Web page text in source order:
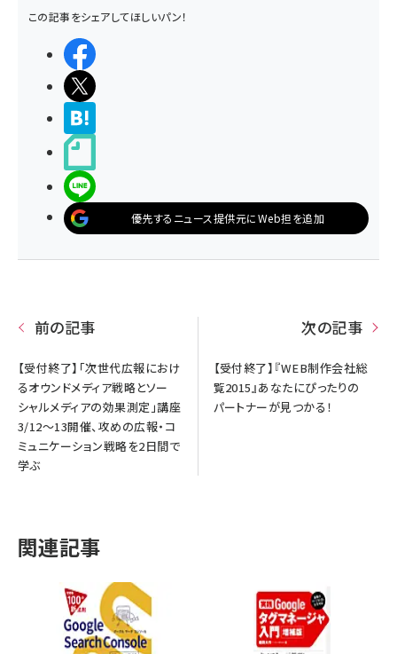
この記事をシェアしてほしいパン！
優先するニュース提供元にWeb担を追加
前の記事
【受付終了】「次世代広報におけ
るオウンドメディア戦略とソー
シャルメディアの効果測定」講座
3/12～13開催、攻めの広報・コ
ミュニケーション戦略を2日間で
学ぶ
次の記事
【受付終了】『WEB制作会社総
覧2015』あなたにぴったりの
パートナーが見つかる！
関連記事